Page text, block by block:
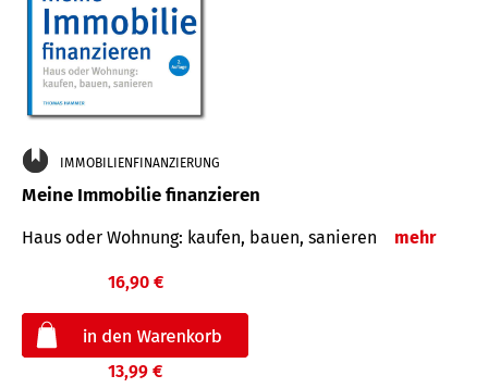
IMMOBILIENFINANZIERUNG
Meine Immobilie finanzieren
Haus oder Wohnung: kaufen, bauen, sanieren mehr
16,90 €
13,99 €